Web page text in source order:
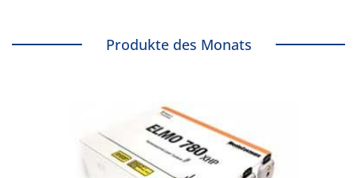
Produkte des Monats